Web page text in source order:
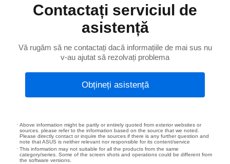
Contactați serviciul de
asistență
Vă rugăm să ne contactați dacă informațiile de mai sus nu
v-au ajutat să rezolvați problema
Obțineți asistență
Above information might be partly or entirely quoted from exterior websites or
sources. please refer to the information based on the source that we noted.
Please directly contact or inquire the sources if there is any further question and
note that ASUS is neither relevant nor responsible for its content/service
This information may not suitable for all the products from the same
category/series. Some of the screen shots and operations could be different from
the software versions.